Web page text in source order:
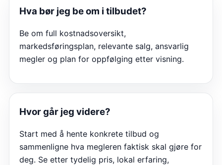
Hva bør jeg be om i tilbudet?
Be om full kostnadsoversikt,
markedsføringsplan, relevante salg, ansvarlig
megler og plan for oppfølging etter visning.
Hvor går jeg videre?
Start med å hente konkrete tilbud og
sammenligne hva megleren faktisk skal gjøre for
deg. Se etter tydelig pris, lokal erfaring,